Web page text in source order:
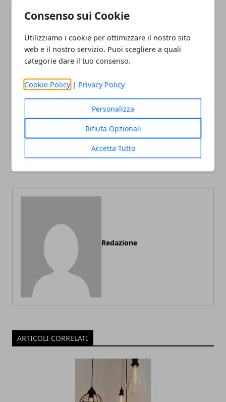
Consenso sui Cookie
Utilizziamo i cookie per ottimizzare il nostro sito
web e il nostro servizio. Puoi scegliere a quali
categorie dare il tuo consenso.
Cookie Policy | Privacy Policy
Personalizza
Rifiuta Opzionali
Accetta Tutto
Facebook
TwitterWhatsapp
Perché San Martino è la
scopriamolo insieme
Calcolo dell'adeguamento
fa e come funziona per gli
Redazione
ARTICOLI CORRELATI